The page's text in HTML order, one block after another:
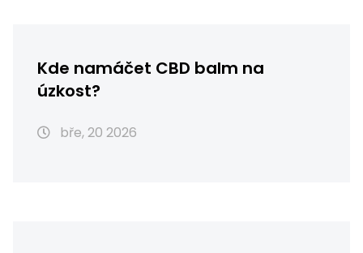
Kde namáčet CBD balm na
úzkost?
bře, 20 2026